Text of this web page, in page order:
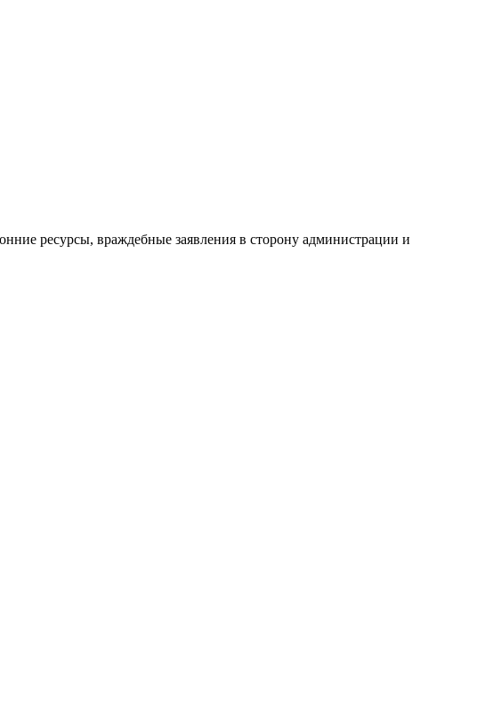
ресурсы, враждебные заявления в сторону администрации и